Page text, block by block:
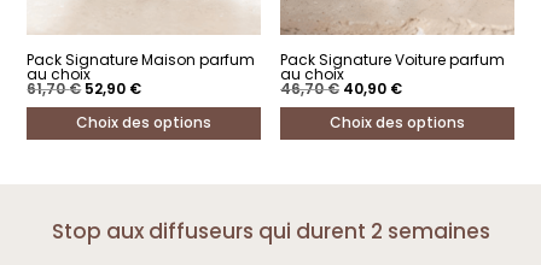
Pack Signature Maison parfum
au choix
61,70€ Le
prix
initial
était :
61,70 €.
52,90 €Le
actuel
est :
52,90 €.
Choix des options
plusieurs
Pack Signature Voiture parfum
au choix
46,70€ Le
prix
initial
était :
46,70 €.
40,90 €Le
actuel
est :
40,90 €.
Choix des options
Stop aux diffuseurs qui durent 2 semaines